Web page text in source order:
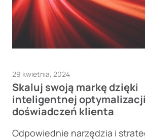
29 kwietnia, 2024
Skaluj swoją markę dzięki
inteligentnej optymalizacji
doświadczeń klienta
Odpowiednie narzędzia i